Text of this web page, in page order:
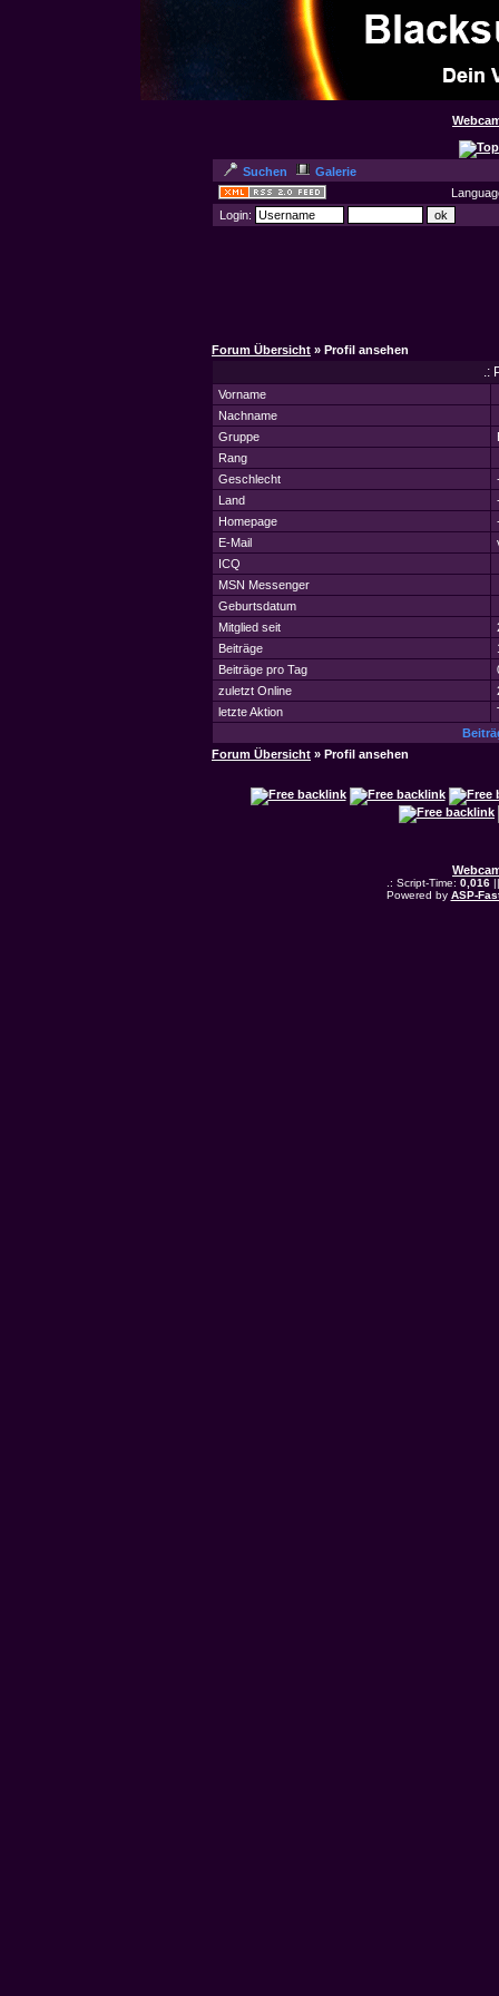
Suchen
Galerie
Login:
Forum Übersicht » Profil ansehen
.:
Vorname
Nachname
Gruppe
Rang
Geschlecht
Land
Homepage
E-Mail
ICQ
MSN Messenger
Geburtsdatum
Mitglied seit
Beiträge
Beiträge pro Tag
zuletzt Online
letzte Aktion
Forum Übersicht » Profil ansehen
.: Script-Time: 0,016||
Powered by ASP-